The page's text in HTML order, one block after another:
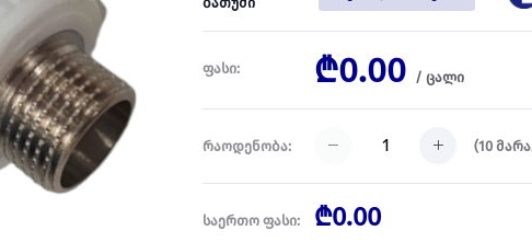
ფასი: ₾0.00 /ცალი
რაოდენობა: (10
საერთო ფასი: ₾0.00